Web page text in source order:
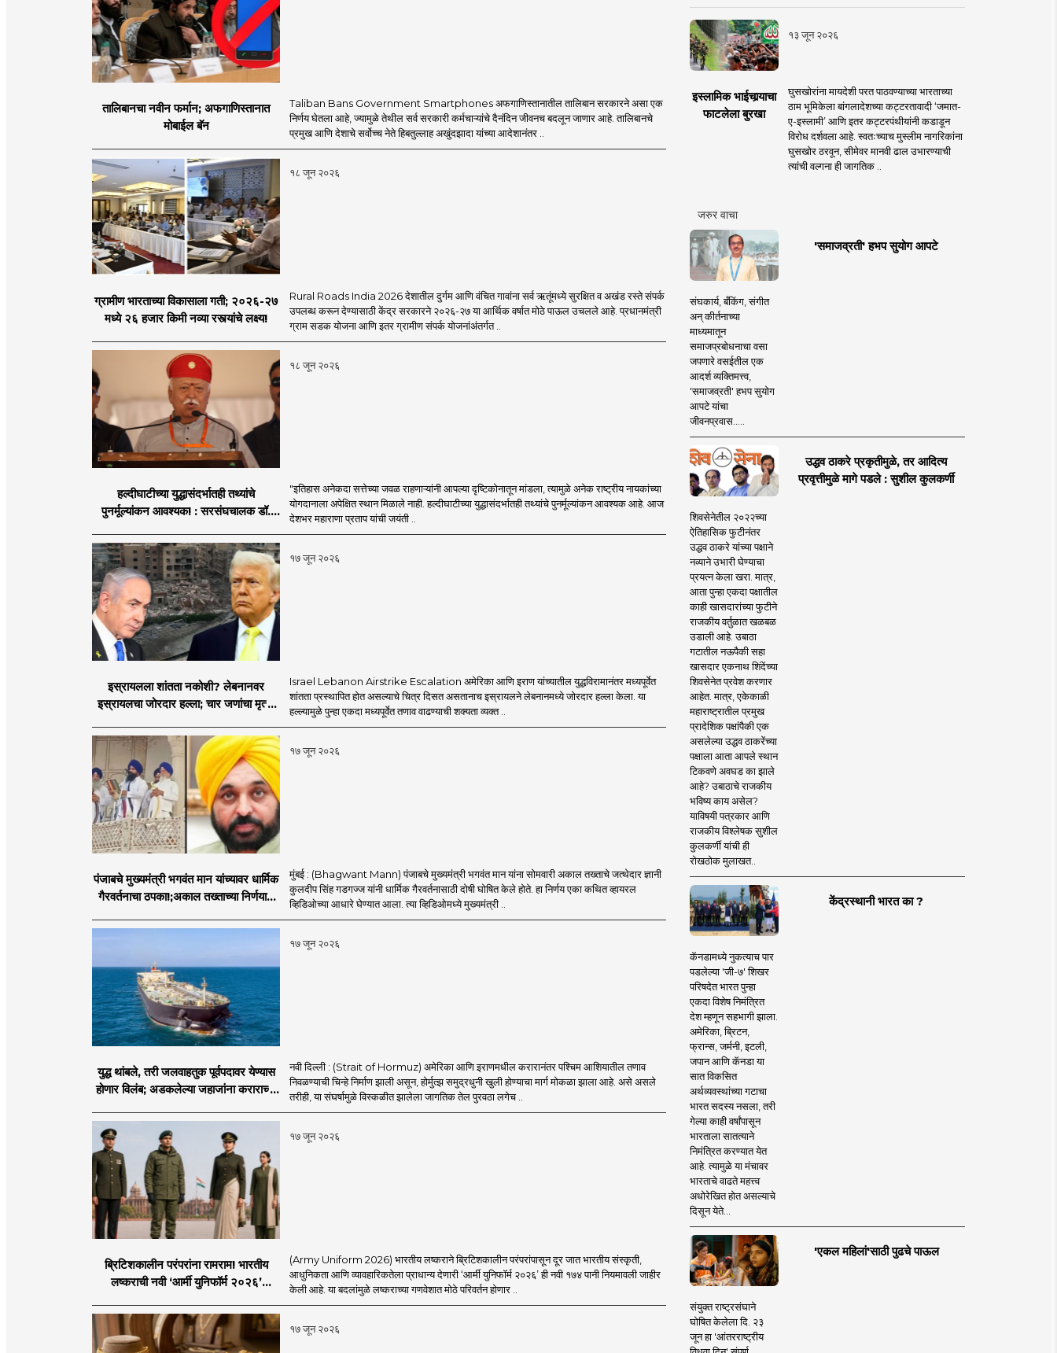
तालिबानचा नवीन फर्मान; अफगाणिस्तानात
मोबाईल बॅन
Taliban Bans Government Smartphones अफगाणिस्तानातील तालिबान सरकारने असा एक
निर्णय घेतला आहे, ज्यामुळे तेथील सर्व सरकारी कर्मचाऱ्यांचे दैनंदिन जीवनच बदलून जाणार आहे. तालिबानचे
प्रमुख आणि देशाचे सर्वोच्च नेते हिबतुल्लाह अखुंदझादा यांच्या आदेशानंतर ..
१८ जून २०२६
ग्रामीण भारताच्या विकासाला गती; २०२६-२७
मध्ये २६ हजार किमी नव्या रस्त्यांचे लक्ष्य!
Rural Roads India 2026 देशातील दुर्गम आणि वंचित गावांना सर्व ऋतूंमध्ये सुरक्षित व अखंड रस्ते संपर्क
उपलब्ध करून देण्यासाठी केंद्र सरकारने २०२६-२७ या आर्थिक वर्षात मोठे पाऊल उचलले आहे. प्रधानमंत्री
ग्राम सडक योजना आणि इतर ग्रामीण संपर्क योजनांअंतर्गत ..
१८ जून २०२६
हल्दीघाटीच्या युद्धासंदर्भातही तथ्यांचे
पुनर्मूल्यांकन आवश्यक! : सरसंघचालक डॉ.
"इतिहास अनेकदा सत्तेच्या जवळ राहणाऱ्यांनी आपल्या दृष्टिकोनातून मांडला, त्यामुळे अनेक राष्ट्रीय नायकांच्या
योगदानाला अपेक्षित स्थान मिळाले नाही. हल्दीघाटीच्या युद्धासंदर्भातही तथ्यांचे पुनर्मूल्यांकन आवश्यक आहे. आज
देशभर महाराणा प्रताप यांची जयंती ..
१७ जून २०२६
इस्रायलला शांतता नकोशी? लेबनानवर
इस्रायलचा जोरदार हल्ला; चार जणांचा मृत्यू,
Israel Lebanon Airstrike Escalation अमेरिका आणि इराण यांच्यातील युद्धविरामानंतर मध्यपूर्वेत
शांतता प्रस्थापित होत असल्याचे चित्र दिसत असतानाच इस्रायलने लेबनानमध्ये जोरदार हल्ला केला. या
हल्ल्यामुळे पुन्हा एकदा मध्यपूर्वेत तणाव वाढण्याची शक्यता व्यक्त ..
१७ जून २०२६
पंजाबचे मुख्यमंत्री भगवंत मान यांच्यावर धार्मिक
गैरवर्तनाचा ठपका!;अकाल तख्ताच्या निर्णयाने
मुंबई : (Bhagwant Mann) पंजाबचे मुख्यमंत्री भगवंत मान यांना सोमवारी अकाल तख्ताचे जत्थेदार ज्ञानी
कुलदीप सिंह गडगज्ज यांनी धार्मिक गैरवर्तनासाठी दोषी घोषित केले होते. हा निर्णय एका कथित व्हायरल
व्हिडिओच्या आधारे घेण्यात आला. त्या व्हिडिओमध्ये मुख्यमंत्री ..
१७ जून २०२६
युद्ध थांबले, तरी जलवाहतुक पूर्वपदावर येण्यास
होणार विलंब; अडकलेल्या जहाजांना कराराच्या
नवी दिल्ली : (Strait of Hormuz) अमेरिका आणि इराणमधील करारानंतर पश्चिम आशियातील तणाव
निवळण्याची चिन्हे निर्माण झाली असून, होर्मुत्झ समुद्रधुनी खुली होण्याचा मार्ग मोकळा झाला आहे. असे असले
तरीही, या संघर्षामुळे विस्कळीत झालेला जागतिक तेल पुरवठा लगेच ..
१७ जून २०२६
ब्रिटिशकालीन परंपरांना रामराम! भारतीय
लष्कराची नवी ‘आर्मी युनिफॉर्म २०२६’
(Army Uniform 2026) भारतीय लष्कराने ब्रिटिशकालीन परंपरांपासून दूर जात भारतीय संस्कृती,
आधुनिकता आणि व्यावहारिकतेला प्राधान्य देणारी ‘आर्मी युनिफॉर्म २०२६’ ही नवी १७४ पानी नियमावली जाहीर
केली आहे. या बदलांमुळे लष्कराच्या गणवेशात मोठे परिवर्तन होणार ..
१७ जून २०२६
१३ जून २०२६
इस्लामिक भाईचार्‍याचा
फाटलेला बुरखा
घुसखोरांना मायदेशी परत पाठवण्याच्या भारताच्या
ठाम भूमिकेला बांगलादेशच्या कट्टरतावादी ‘जमात-
ए-इस्लामी’ आणि इतर कट्टरपंथीयांनी कडाडून
विरोध दर्शवला आहे. स्वतःच्याच मुस्लीम नागरिकांना
घुसखोर ठरवून, सीमेवर मानवी ढाल उभारण्याची
त्यांची वल्गना ही जागतिक ..
जरुर वाचा
'समाजव्रती' हभप सुयोग आपटे
संघकार्य, बँकिंग, संगीत
अन् कीर्तनाच्या
माध्यमातून
समाजप्रबोधनाचा वसा
जपणारे वसईतील एक
आदर्श व्यक्तिमत्त्व,
'समाजव्रती' हभप सुयोग
आपटे यांचा
जीवनप्रवास.....
उद्धव ठाकरे प्रकृतीमुळे, तर आदित्य
प्रवृत्तीमुळे मागे पडले : सुशील कुलकर्णी
शिवसेनेतील २०२२च्या
ऐतिहासिक फुटीनंतर
उद्धव ठाकरे यांच्या पक्षाने
नव्याने उभारी घेण्याचा
प्रयत्न केला खरा. मात्र,
आता पुन्हा एकदा पक्षातील
काही खासदारांच्या फुटीने
राजकीय वर्तुळात खळबळ
उडाली आहे. उबाठा
गटातील नऊपैकी सहा
खासदार एकनाथ शिंदेंच्या
शिवसेनेत प्रवेश करणार
आहेत. मात्र, एकेकाळी
महाराष्ट्रातील प्रमुख
प्रादेशिक पक्षांपैकी एक
असलेल्या उद्धव ठाकरेंच्या
पक्षाला आता आपले स्थान
टिकवणे अवघड का झाले
आहे? उबाठाचे राजकीय
भविष्य काय असेल?
याविषयी पत्रकार आणि
राजकीय विश्लेषक सुशील
कुलकर्णी यांची ही
रोखठोक मुलाखत..
केंद्रस्थानी भारत का ?
कॅनडामध्ये नुकत्याच पार
पडलेल्या 'जी-७' शिखर
परिषदेत भारत पुन्हा
एकदा विशेष निमंत्रित
देश म्हणून सहभागी झाला.
अमेरिका, ब्रिटन,
फ्रान्स, जर्मनी, इटली,
जपान आणि कॅनडा या
सात विकसित
अर्थव्यवस्थांच्या गटाचा
भारत सदस्य नसला, तरी
गेल्या काही वर्षांपासून
भारताला सातत्याने
निमंत्रित करण्यात येत
आहे. त्यामुळे या मंचावर
भारताचे वाढते महत्त्व
अधोरेखित होत असल्याचे
दिसून येते...
'एकल महिलां'साठी पुढचे पाऊल
संयुक्त राष्ट्रसंघाने
घोषित केलेला दि. २३
जून हा 'आंतरराष्ट्रीय